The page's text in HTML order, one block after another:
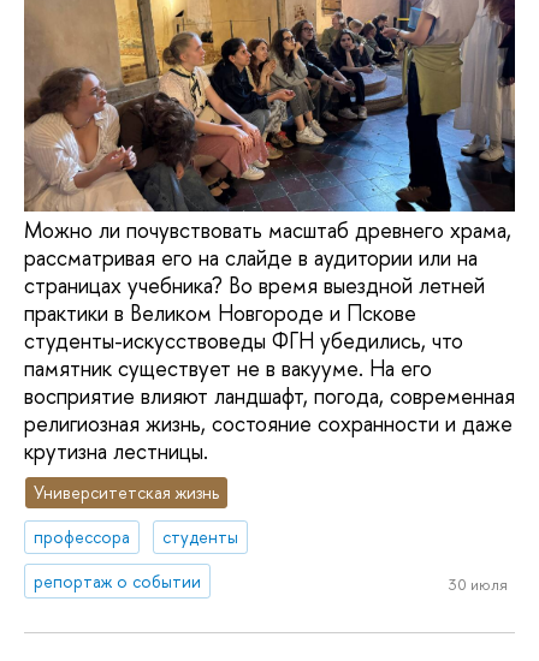
Можно ли почувствовать масштаб древнего храма,
рассматривая его на слайде в аудитории или на
страницах учебника? Во время выездной летней
практики в Великом Новгороде и Пскове
студенты-искусствоведы ФГН убедились, что
памятник существует не в вакууме. На его
восприятие влияют ландшафт, погода, современная
религиозная жизнь, состояние сохранности и даже
крутизна лестницы.
Университетская жизнь
профессора
студенты
репортаж о событии
30 июля